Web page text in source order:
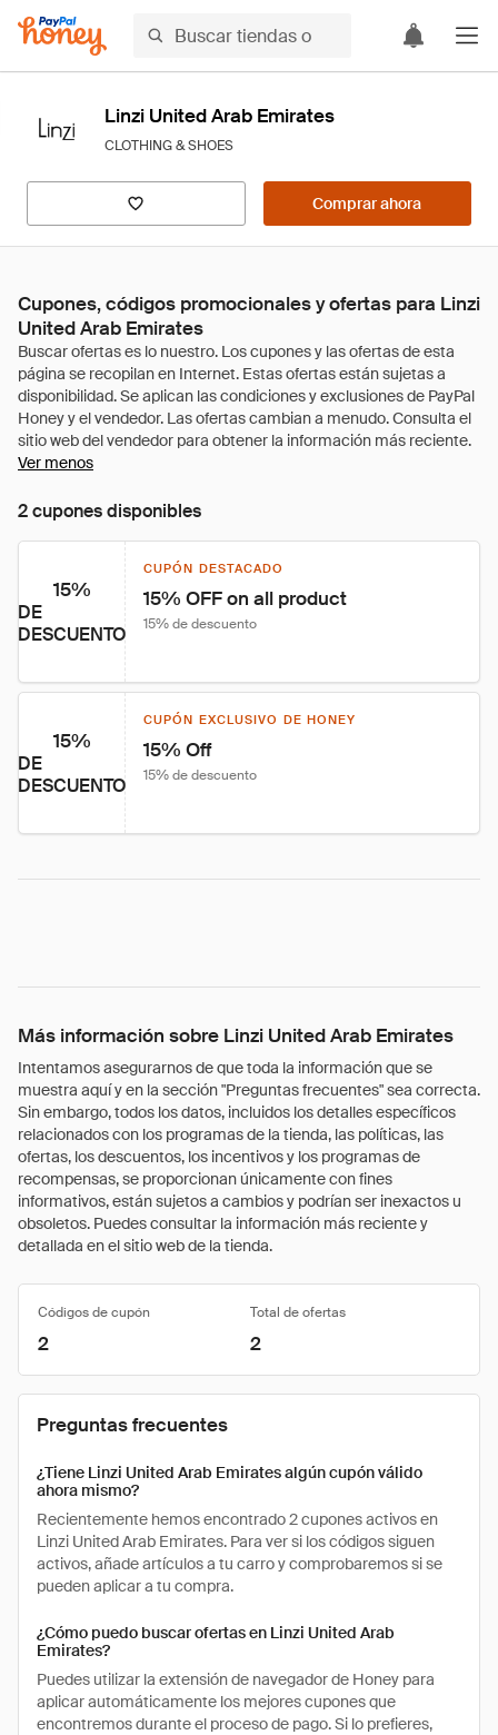
Linzi United Arab Emirates
CLOTHING & SHOES
Comprar ahora
Cupones, códigos promocionales y ofertas para Linzi
United Arab Emirates
Ver menos
2 cupones disponibles
15%
DE
DESCUENTO
CUPÓN DESTACADO
15% OFF on all product
15% de descuento
15%
DE
DESCUENTO
CUPÓN EXCLUSIVO DE HONEY
15% Off
15% de descuento
Más información sobre Linzi United Arab Emirates
Intentamos asegurarnos de que toda la información que se
muestra aquí y en la sección "Preguntas frecuentes" sea correcta.
Sin embargo, todos los datos, incluidos los detalles específicos
relacionados con los programas de la tienda, las políticas, las
ofertas, los descuentos, los incentivos y los programas de
recompensas, se proporcionan únicamente con fines
informativos, están sujetos a cambios y podrían ser inexactos u
obsoletos. Puedes consultar la información más reciente y
detallada en el sitio web de la tienda.
Códigos de cupón Total de ofertas
2 2
Preguntas frecuentes
¿Tiene Linzi United Arab Emirates algún cupón válido
ahora mismo?
Recientemente hemos encontrado 2 cupones activos en
Linzi United Arab Emirates. Para ver si los códigos siguen
activos, añade artículos a tu carro y comprobaremos si se
pueden aplicar a tu compra.
¿Cómo puedo buscar ofertas en Linzi United Arab
Emirates?
Puedes utilizar la extensión de navegador de Honey para
aplicar automáticamente los mejores cupones que
encontremos durante el proceso de pago. Si lo prefieres,